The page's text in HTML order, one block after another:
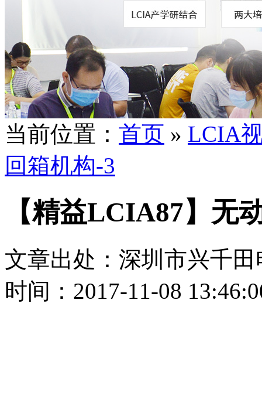
当前位置： 首页 » LCIA
回箱机构-3
【精益LCIA87】无
文章出处：深圳市兴千
时间：2017-11-08